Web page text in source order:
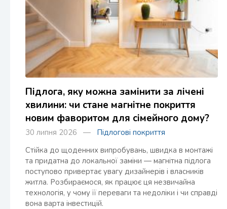
Підлога, яку можна замінити за лічені
хвилини: чи стане магнітне покриття
новим фаворитом для сімейного дому?
30 липня 2026 — Підлогові покриття
Стійка до щоденних випробувань, швидка в монтажі
та придатна до локальної заміни — магнітна підлога
поступово привертає увагу дизайнерів і власників
житла. Розбираємося, як працює ця незвичайна
технологія, у чому її переваги та недоліки і чи справді
вона варта інвестицій.